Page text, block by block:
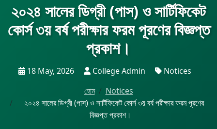
২০২৪ সালের ডিগ্রী (পাস) ও সার্টিফিকেট
কোর্স ৩য় বর্ষ পরীক্ষার ফরম পূরণের বিজ্ঞপ্ত
প্রকাশ।
18 May, 2026 College Admin
Notices
হোম
Notices
২০২৪ সালের ডিগ্রী (পাস) ও সার্টিফিকেট কোর্স ৩য় বর্ষ পরীক্ষার ফরম পূরণের
বিজ্ঞপ্ত প্রকাশ।